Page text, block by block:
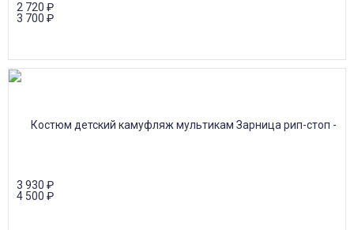
2 720 ₽
3 700 ₽
3 930 ₽
4 500 ₽